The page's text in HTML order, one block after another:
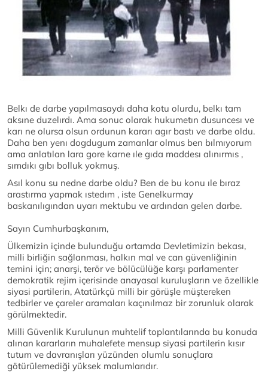
Belkı de darbe yapılmasaydı daha kotu olurdu, belkı tam
aksıne duzelırdı. Ama sonuc olarak hukumetın dusuncesı ve
karı ne olursa olsun ordunun kararı agır bastı ve darbe oldu.
Daha ben yenı dogdugum zamanlar olmus ben bılmıyorum
ama anlatılan lara gore karne ıle gıda maddesı alınırmıs ,
sımdıkı gıbı bolluk yokmuş.
Asıl konu su nedne darbe oldu? Ben de bu konu ıle bıraz
arastırma yapmak ıstedım , iste Genelkurmay
baskanılıgından uyarı mektubu ve ardından gelen darbe.
Sayın Cumhurbaşkanım,
Ülkemizin içinde bulunduğu ortamda Devletimizin bekası,
milli birliğin sağlanması, halkın mal ve can güvenliğinin
temini için; anarşi, terör ve bölücülüğe karşı parlamenter
demokratik rejim içerisinde anayasal kuruluşların ve özellikle
siyasi partilerin, Atatürkçü milli bir görüşle müştereken
tedbirler ve çareler aramaları kaçınılmaz bir zorunluk olarak
görülmektedir.
Milli Güvenlik Kurulunun muhtelif toplantılarında bu konuda
alınan kararların muhalefete mensup siyasi partilerin kısır
tutum ve davranışları yüzünden olumlu sonuçlara
götürülemediği yüksek malumlarıdır.